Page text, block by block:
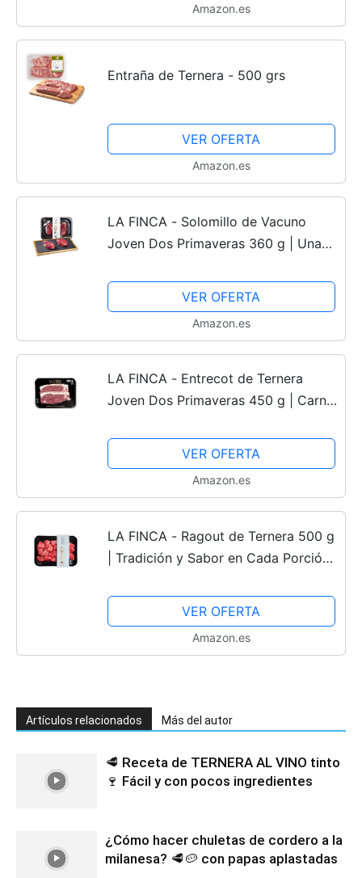
Amazon.es
Entraña de Ternera - 500 grs
VER OFERTA
Amazon.es
LA FINCA - Solomillo de Vacuno
Joven Dos Primaveras 360 g | Una
Carnes Frescas
VER OFERTA
Amazon.es
LA FINCA - Entrecot de Ternera
Joven Dos Primaveras 450 g | Carne
Gastronómica Única | Sabor y
Terneza Garantizados
VER OFERTA
Amazon.es
LA FINCA - Ragout de Ternera 500 g
| Tradición y Sabor en Cada Porción |
Exigentes | Textura Inigualable |
Amplia Gama de...
VER OFERTA
Amazon.es
Artículos relacionados Más del autor
🥩 Receta de TERNERA AL VINO tinto
🍷 Fácil y con pocos ingredientes
¿Cómo hacer chuletas de cordero a la
milanesa? 🥩🥔 con papas aplastadas